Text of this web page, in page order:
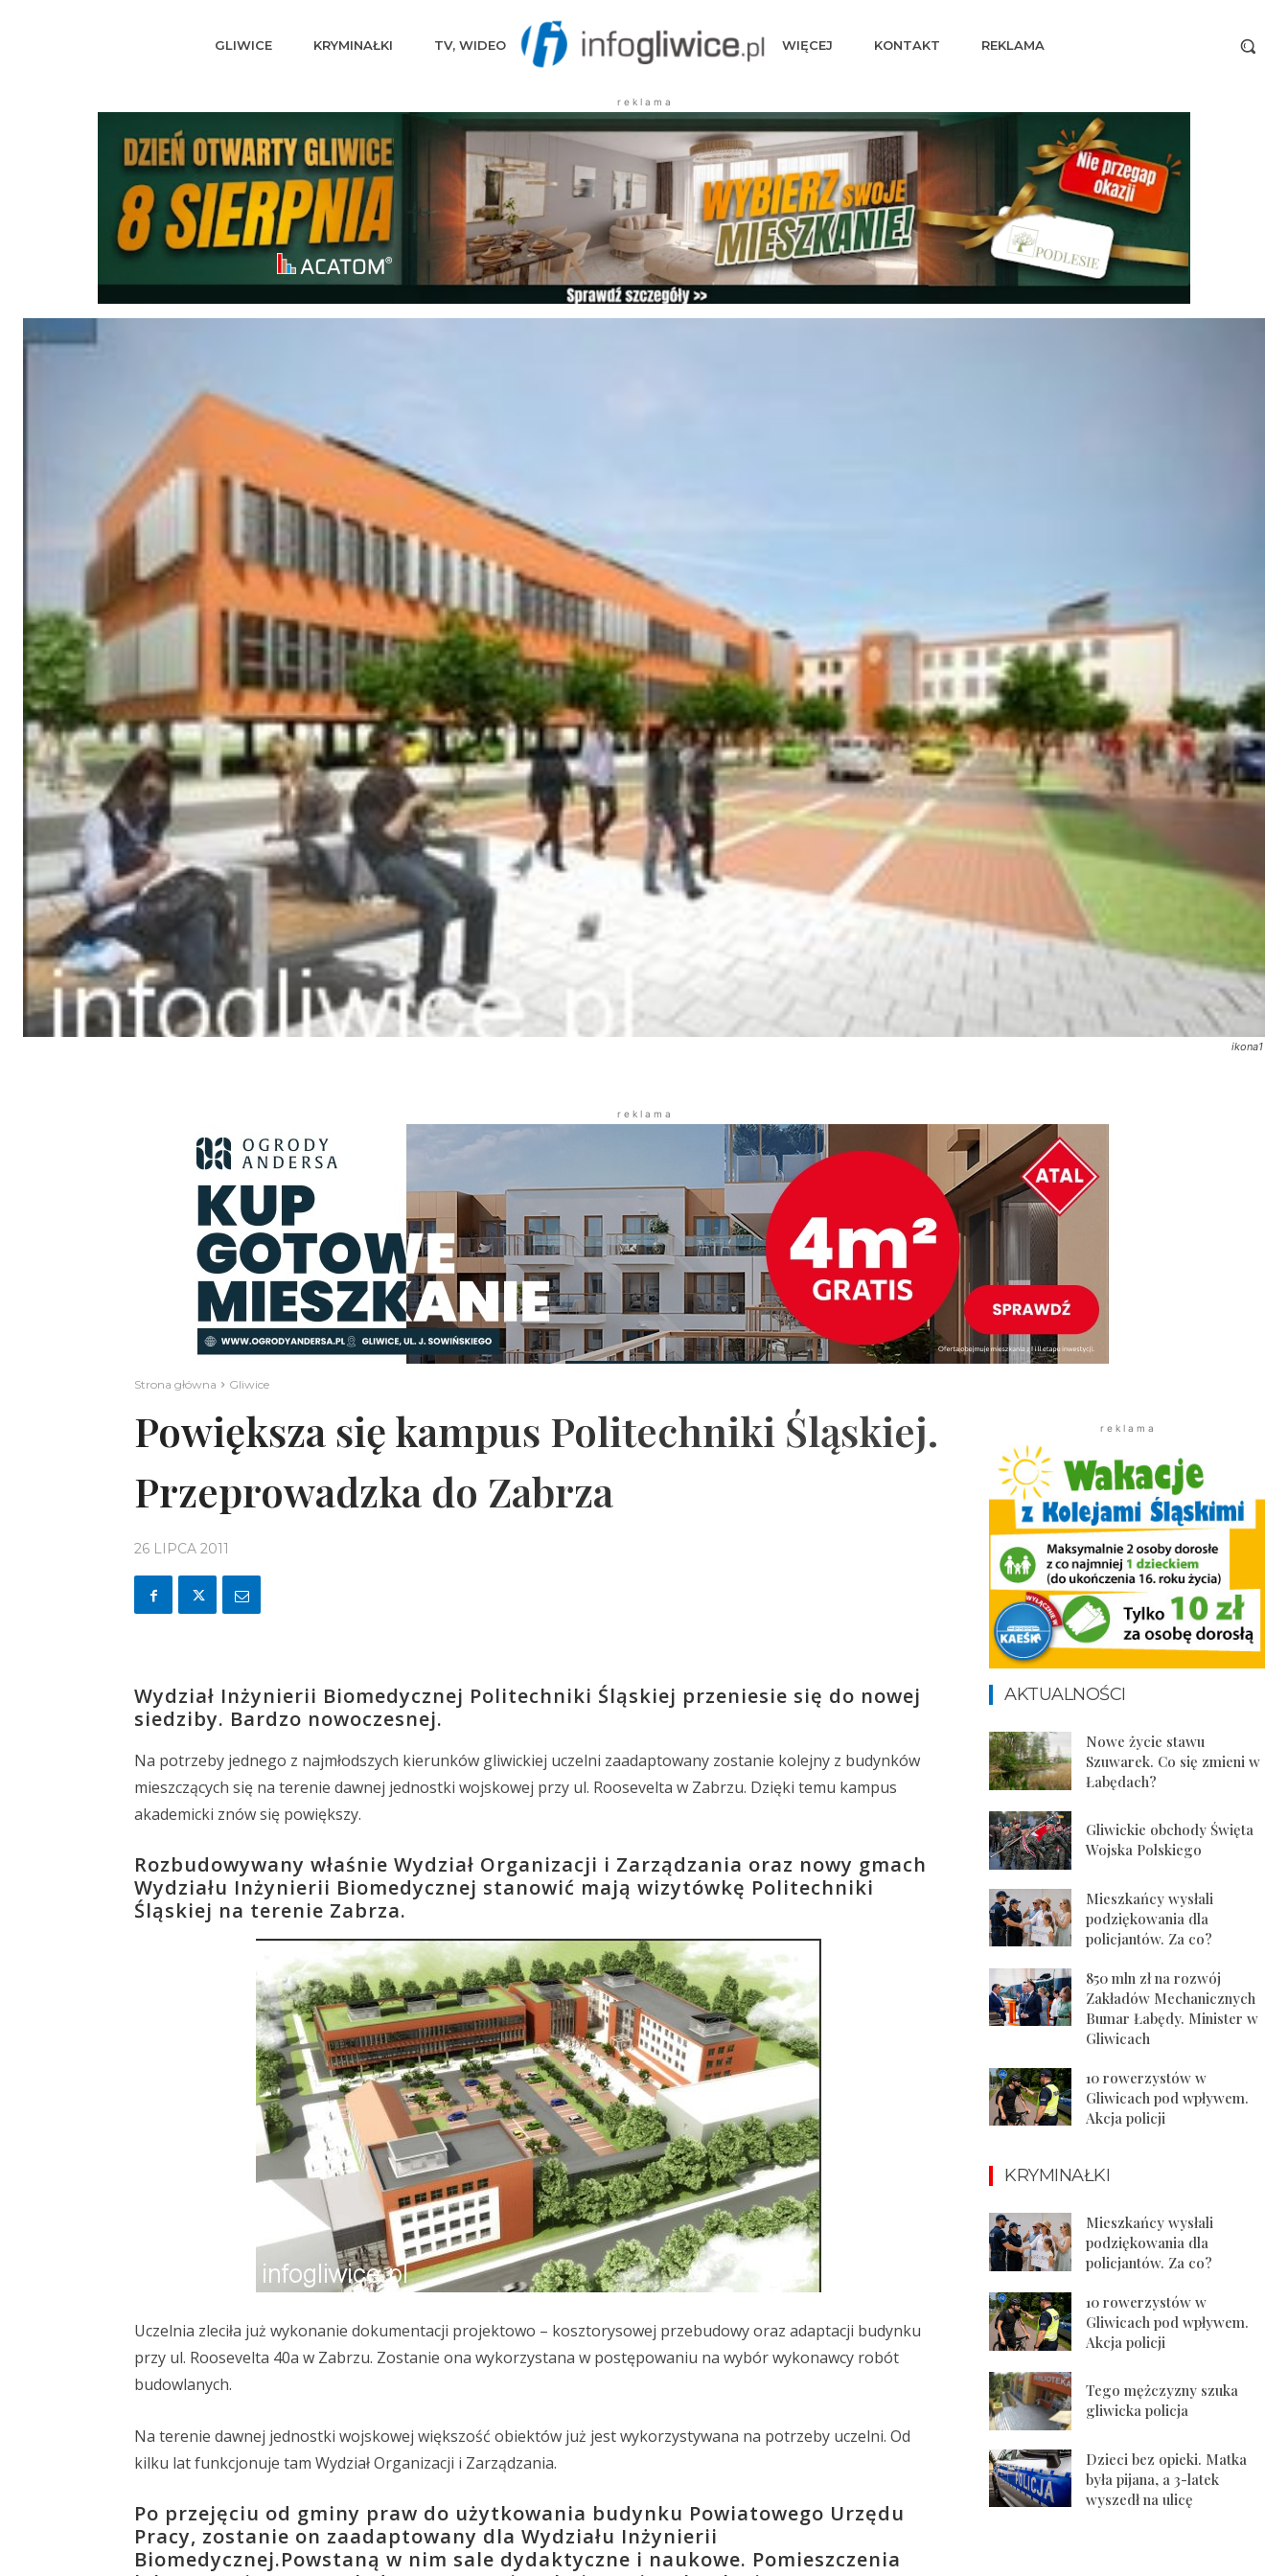
GLIWICE KRYMINAŁKI TV, WIDEO WIĘCEJ KONTAKT REKLAMA
r e k l a m a
ikona1
r e k l a m a
Strona główna Gliwice
Powiększa się kampus Politechniki Śląskiej.
Przeprowadzka do Zabrza
26 LIPCA 2011
Wydział Inżynierii Biomedycznej Politechniki Śląskiej przeniesie się do nowej
siedziby. Bardzo nowoczesnej.
Na potrzeby jednego z najmłodszych kierunków gliwickiej uczelni zaadaptowany zostanie kolejny z budynków
mieszczących się na terenie dawnej jednostki wojskowej przy ul. Roosevelta w Zabrzu. Dzięki temu kampus
akademicki znów się powiększy.
Rozbudowywany właśnie Wydział Organizacji i Zarządzania oraz nowy gmach
Wydziału Inżynierii Biomedycznej stanowić mają wizytówkę Politechniki
Śląskiej na terenie Zabrza.
Uczelnia zleciła już wykonanie dokumentacji projektowo – kosztorysowej przebudowy oraz adaptacji budynku
przy ul. Roosevelta 40a w Zabrzu. Zostanie ona wykorzystana w postępowaniu na wybór wykonawcy robót
budowlanych.
Na terenie dawnej jednostki wojskowej większość obiektów już jest wykorzystywana na potrzeby uczelni. Od
kilku lat funkcjonuje tam Wydział Organizacji i Zarządzania.
Po przejęciu od gminy praw do użytkowania budynku Powiatowego Urzędu
Pracy, zostanie on zaadaptowany dla Wydziału Inżynierii
Biomedycznej.Powstaną w nim sale dydaktyczne i naukowe. Pomieszczenia
r e k l a m a
AKTUALNOŚCI
Nowe życie stawu
Szuwarek. Co się zmieni w
Łabędach?
Gliwickie obchody Święta
Wojska Polskiego
Mieszkańcy wysłali
podziękowania dla
policjantów. Za co?
850 mln zł na rozwój
Zakładów Mechanicznych
Bumar Łabędy. Minister w
Gliwicach
10 rowerzystów w
Gliwicach pod wpływem.
Akcja policji
KRYMINAŁKI
Mieszkańcy wysłali
podziękowania dla
policjantów. Za co?
10 rowerzystów w
Gliwicach pod wpływem.
Akcja policji
Tego mężczyzny szuka
gliwicka policja
Dzieci bez opieki. Matka
była pijana, a 3-latek
wyszedł na ulicę